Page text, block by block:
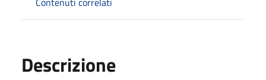
Descrizione